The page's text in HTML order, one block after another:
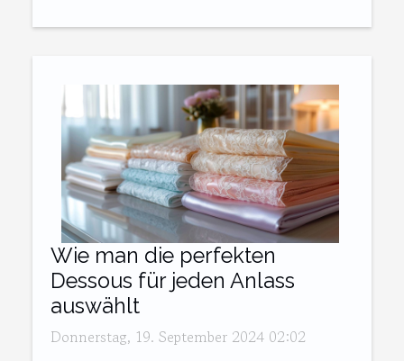
Wie man die perfekten
Dessous für jeden Anlass
auswählt
Donnerstag, 19. September 2024 02:02